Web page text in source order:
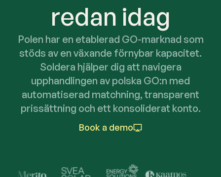
redan idag
Polen har en etablerad GO-marknad som
stöds av en växande förnybar kapacitet.
Soldera hjälper dig att navigera
upphandlingen av polska GO:n med
automatiserad matchning, transparent
prissättning och ett konsoliderat konto.
Book a demo